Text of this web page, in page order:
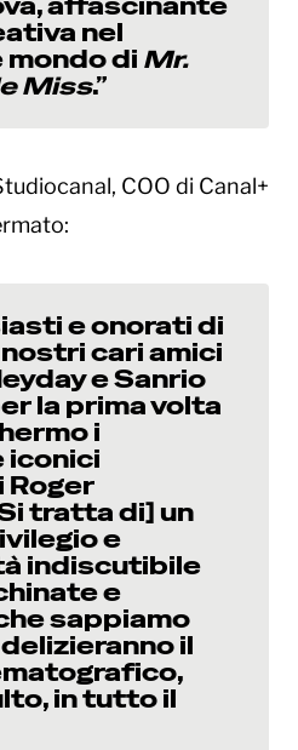
nel
di Mr.
Miss.”
COO di Canal+
e onorati di
cari amici
e Sanrio
la prima volta
i
iconici
Roger
tratta di] un
e
indiscutibile
e
sappiamo
il
in tutto il